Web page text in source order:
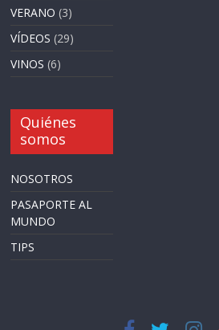
VERANO (3)
VÍDEOS (29)
VINOS (6)
Quiénes
somos
NOSOTROS
PASAPORTE AL
MUNDO
TIPS